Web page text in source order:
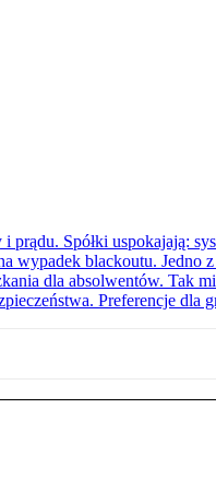
prądu. Spółki uspokajają:
wypadek blackoutu. Jedno
dla absolwentów. Tak
Preferencje dla